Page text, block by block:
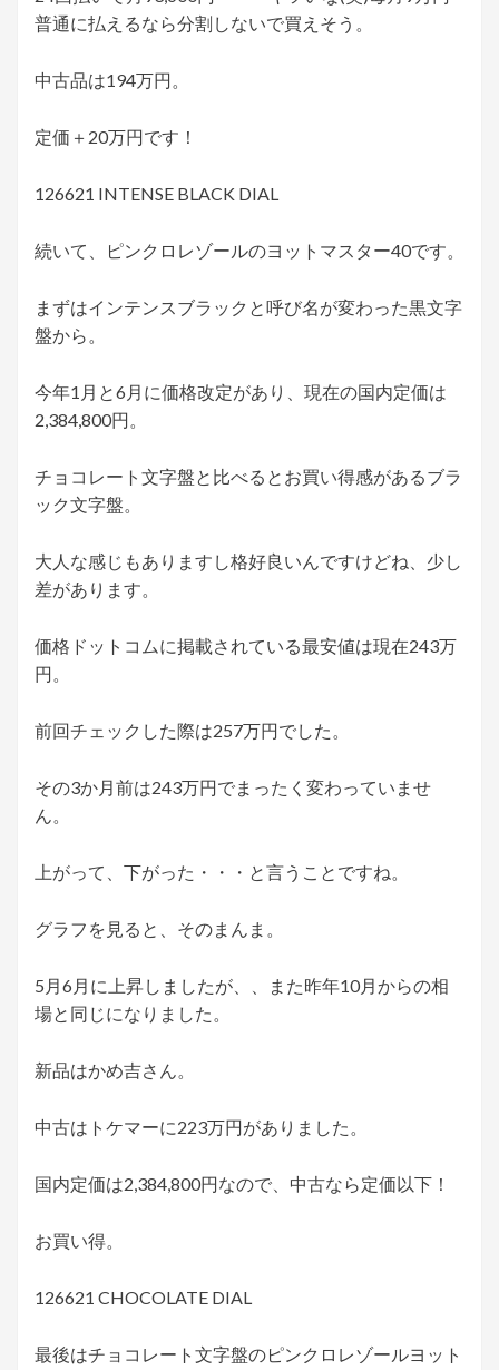
普通に払えるなら分割しないで買えそう。
中古品は194万円。
定価＋20万円です！
126621 INTENSE BLACK DIAL
続いて、ピンクロレゾールのヨットマスター40です。
まずはインテンスブラックと呼び名が変わった黒文字
盤から。
今年1月と6月に価格改定があり、現在の国内定価は
2,384,800円。
チョコレート文字盤と比べるとお買い得感があるブラ
ック文字盤。
大人な感じもありますし格好良いんですけどね、少し
差があります。
価格ドットコムに掲載されている最安値は現在243万
円。
前回チェックした際は257万円でした。
その3か月前は243万円でまったく変わっていませ
ん。
上がって、下がった・・・と言うことですね。
グラフを見ると、そのまんま。
5月6月に上昇しましたが、、また昨年10月からの相
場と同じになりました。
新品はかめ吉さん。
中古はトケマーに223万円がありました。
国内定価は2,384,800円なので、中古なら定価以下！
お買い得。
126621 CHOCOLATE DIAL
最後はチョコレート文字盤のピンクロレゾールヨット